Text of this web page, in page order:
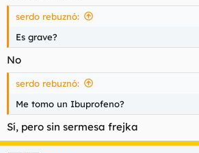
serdo rebuznó:
Es grave?
No
serdo rebuznó:
Me tomo un Ibuprofeno?
Sí, pero sin sermesa frejka